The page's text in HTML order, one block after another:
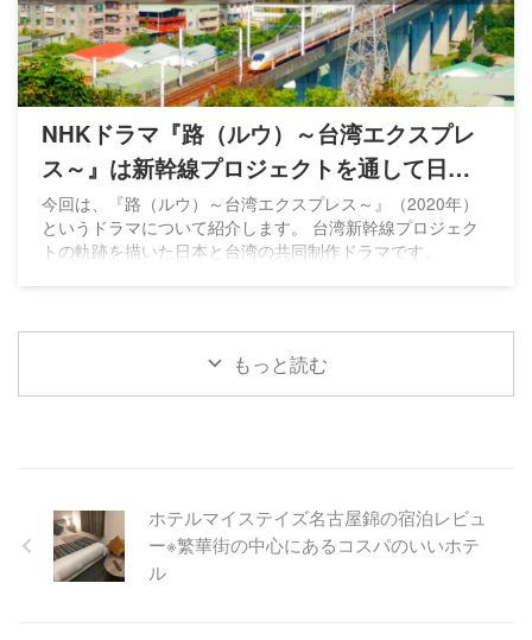
NHKドラマ『路（ルウ）～台湾エクスプレ
ス～』は新幹線プロジェクトを通して日台
の絆を描く
今回は、『路（ルウ）～台湾エクスプレス～』（2020年）
というドラマについて紹介します。 台湾新幹線プロジェク
トの軌跡を描いた日本と台湾の共同制作ドラマです。
もっと読む
ホテルマイステイズ名古屋錦の宿泊レビュ
ー※繁華街の中心にあるコスパのいいホテ
ル